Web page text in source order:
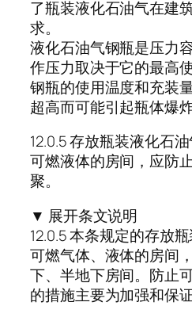
了瓶装液化石油气在建
求。
液化石油气钢瓶是压力
作压力取决于它的最高
钢瓶的使用温度和充装
超高而可能引起瓶体爆炸
12.0.5 存放瓶装液化石
可燃液体的房间，应防
聚。
▼ 展开条文说明
12.0.5 本条规定的存放
可燃气体、液体的房间
下、半地下房间。防止
的措施主要为加强和保